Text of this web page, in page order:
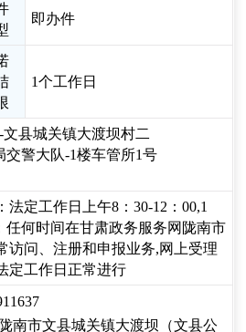
即办件
1个工作日
县城关镇大渡坝村二
交警大队-1楼车管所1号
法定工作日上午8：30-12：00,1
任何时间在甘肃政务服务网陇南市
访问、注册和申报业务,网上受理
定工作日正常进行
南市文县城关镇大渡坝（文县公